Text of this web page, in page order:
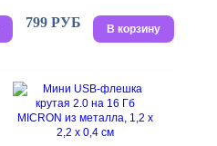
КОРПУСОМ
799 РУБ В корзину